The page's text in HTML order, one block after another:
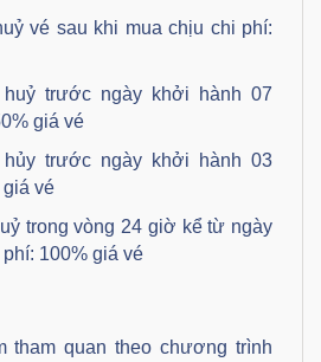
vé sau khi mua chịu chi phí:
trước ngày khởi hành 07
giá vé
trước ngày khởi hành 03
giá vé
trong vòng 24 giờ kể từ ngày
100% giá vé
tham quan theo chương trình